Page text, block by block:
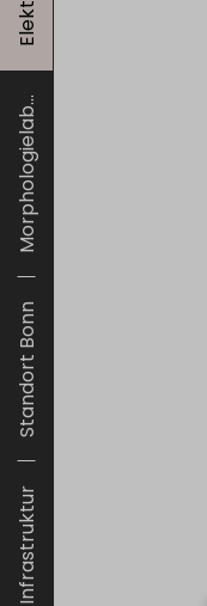
Infrastruktur
Standort Bonn
Morphologielab...